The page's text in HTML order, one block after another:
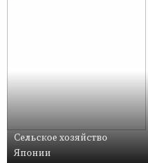
Сельское хозяйство
Японии